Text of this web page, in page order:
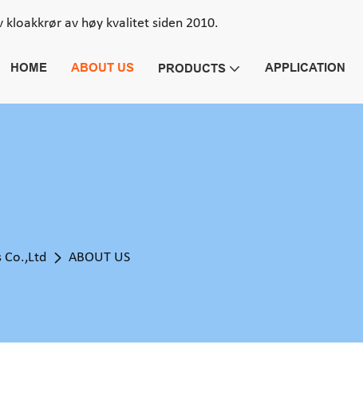
kloakkrør av høy kvalitet siden 2010.
HOME ABOUT US PRODUCTS APPLICATION
Co.,Ltd ABOUT US